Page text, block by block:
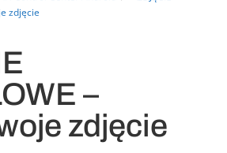
zdjęcie
–
zdjęcie